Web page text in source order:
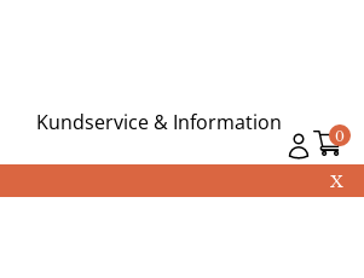
0
Kundservice & Information
X